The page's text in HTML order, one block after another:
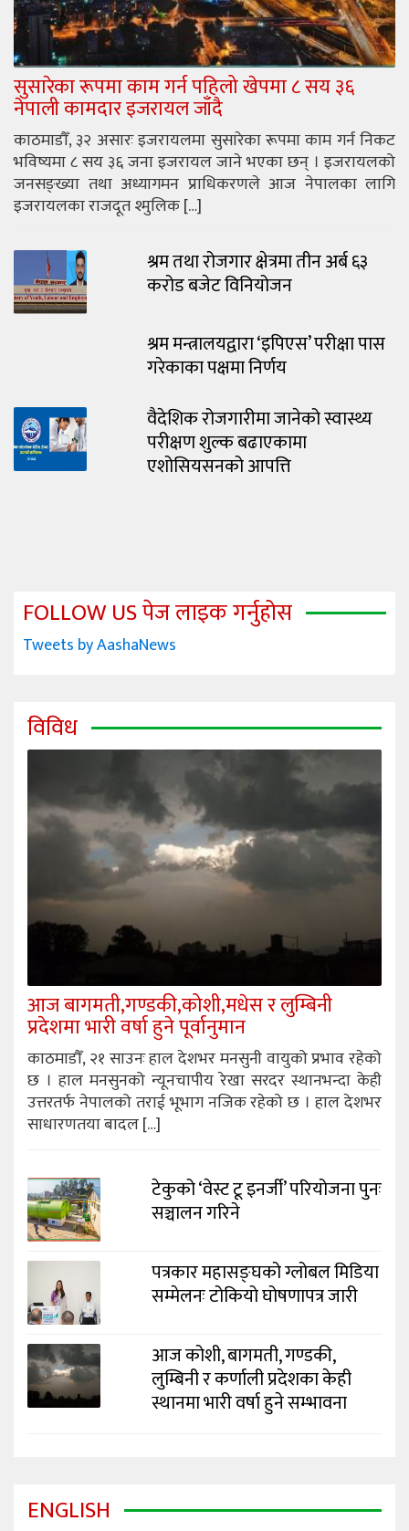
सुसारेका रूपमा काम गर्न पहिलो खेपमा ८ सय ३६
नेपाली कामदार इजरायल जाँदै
काठमाडौँ, ३२ असारः इजरायलमा सुसारेका रूपमा काम गर्न निकट
भविष्यमा ८ सय ३६ जना इजरायल जाने भएका छन् । इजरायलको
जनसङ्ख्या तथा अध्यागमन प्राधिकरणले आज नेपालका लागि
इजरायलका राजदूत श्मुलिक […]
श्रम तथा रोजगार क्षेत्रमा तीन अर्ब ६३
करोड बजेट विनियोजन
श्रम मन्त्रालयद्वारा ‘इपिएस’ परीक्षा पास
गरेकाका पक्षमा निर्णय
वैदेशिक रोजगारीमा जानेको स्वास्थ्य
परीक्षण शुल्क बढाएकामा
एशोसियसनको आपत्ति
FOLLOW US पेज लाइक गर्नुहोस
Tweets by AashaNews
विविध
आज बागमती,गण्डकी,कोशी,मधेस र लुम्बिनी
प्रदेशमा भारी वर्षा हुने पूर्वानुमान
काठमाडौँ, २१ साउनः हाल देशभर मनसुनी वायुको प्रभाव रहेको
छ । हाल मनसुनको न्यूनचापीय रेखा सरदर स्थानभन्दा केही
उत्तरतर्फ नेपालको तराई भूभाग नजिक रहेको छ । हाल देशभर
साधारणतया बादल […]
टेकुको ‘वेस्ट टू इनर्जी’ परियोजना पुनः
सञ्चालन गरिने
पत्रकार महासङ्घको ग्लोबल मिडिया
सम्मेलनः टोकियो घोषणापत्र जारी
आज कोशी, बागमती, गण्डकी,
लुम्बिनी र कर्णाली प्रदेशका केही
स्थानमा भारी वर्षा हुने सम्भावना
ENGLISH